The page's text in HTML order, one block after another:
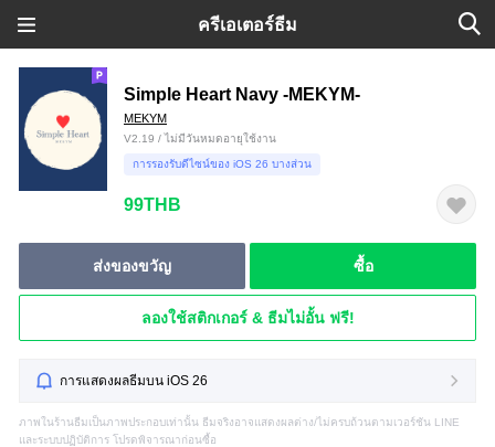
ครีเอเตอร์ธีม
Simple Heart Navy -MEKYM-
MEKYM
V2.19 / ไม่มีวันหมดอายุใช้งาน
การรองรับดีไซน์ของ iOS 26 บางส่วน
99THB
ส่งของขวัญ ซื้อ
ลองใช้สติกเกอร์ & ธีมไม่อั้น ฟรี!
การแสดงผลธีมบน iOS 26
ภาพในร้านธีมเป็นภาพประกอบเท่านั้น ธีมจริงอาจแสดงผลต่าง/ไม่ครบถ้วนตามเวอร์ชัน LINE
และระบบปฏิบัติการ โปรดพิจารณาก่อนซื้อ